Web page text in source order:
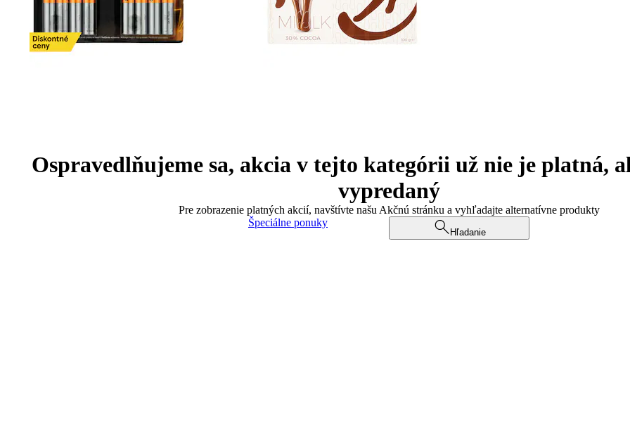
Ospravedlňujeme sa, akcia v tejto kategórii už nie je platná,
vypredaný
Pre zobrazenie platných akcií, navštívte našu Akčnú stránku a vyhľadajte alternatívne produkty
Špeciálne ponuky
Hľadanie